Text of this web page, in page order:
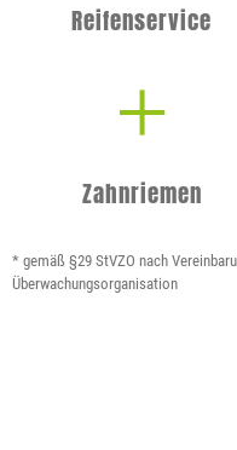
Reifenservice
Zahnriemen
* gemäß §29 StVZO nach
Überwachungsorganisation